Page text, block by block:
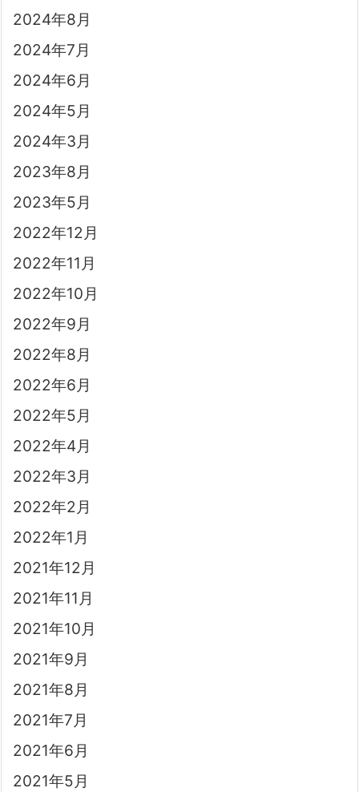
2024年8月
2024年7月
2024年6月
2024年5月
2024年3月
2023年8月
2023年5月
2022年12月
2022年11月
2022年10月
2022年9月
2022年8月
2022年6月
2022年5月
2022年4月
2022年3月
2022年2月
2022年1月
2021年12月
2021年11月
2021年10月
2021年9月
2021年8月
2021年7月
2021年6月
2021年5月